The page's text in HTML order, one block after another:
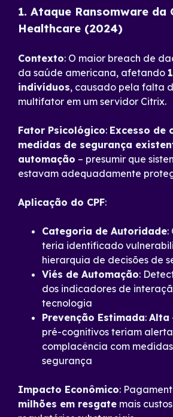
1. Ataque Ransomware da
Healthcare (2024)
Contexto: O maior breach de
da saúde americana, afetando
indivíduos, causado pela falta
multifator em um servidor Citrix.
Fator Psicológico: Excesso de
medidas de segurança
automação – presumir que
estavam adequadamente
Aplicação do CPF:
Categoria de Autoridade:
teria identificado
hierarquia de decisões de
Viés de Automação:
dos indicadores de
tecnologia
Prevenção Estimada: Alta
pré-cognitivos teriam
complacência com
segurança
Impacto Econômico:
milhões em resgate mais